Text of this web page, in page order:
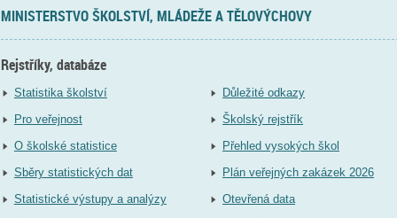
MINISTERSTVO ŠKOLSTVÍ, MLÁDEŽE A TĚLOVÝCHOVY
Rejstříky, databáze
Statistika školství
Pro veřejnost
O školské statistice
Sběry statistických dat
Statistické výstupy a analýzy
Důležité odkazy
Školský rejstřík
Přehled vysokých škol
Plán veřejných zakázek 2026
Otevřená data